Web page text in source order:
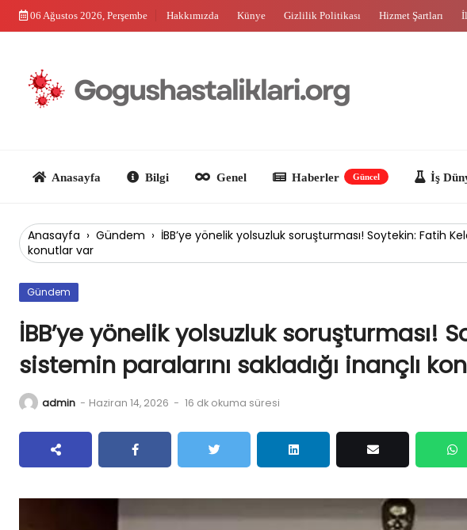
Skip
06 Ağustos 2026, Perşembe Hakkımızda Künye Gizlilik Politikası Hizmet Şartları
Anasayfa › Gündem › İBB’ye yönelik yolsuzluk soruşturması! Soytekin: Fatih
konutlar var
Gündem
İBB’ye yönelik yolsuzluk soruşturması!
sistemin paralarını sakladığı inançlı
admin - Haziran 14, 2026 - 16 dk okuma süresi